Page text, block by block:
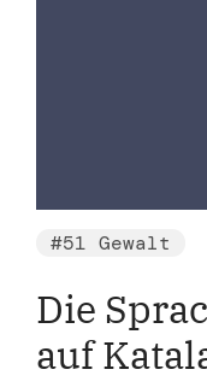
#51 Gewalt
Die
auf